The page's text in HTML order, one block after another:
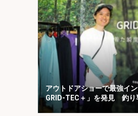
アウトドアショーで最強イ
GRID-TEC＋」を発見 釣り
登場